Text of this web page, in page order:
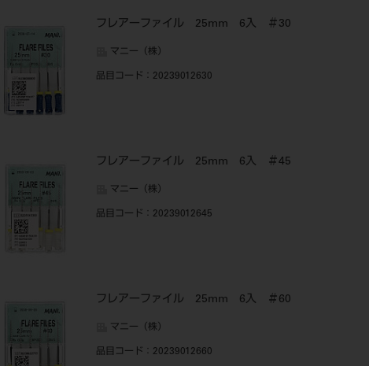
フレアーファイル 25mm 6入 ＃30
マニー（株）
品目コード ：20239012630
フレアーファイル 25mm 6入 ＃45
マニー（株）
品目コード ：20239012645
フレアーファイル 25mm 6入 ＃60
マニー（株）
品目コード ：20239012660